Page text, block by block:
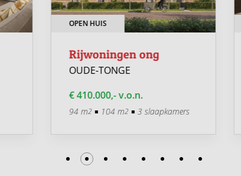
OPEN HUIS
Rijwoningen ong
OUDE-TONGE
€ 410.000,- v.o.n.
94 m2 104 m2 3 slaapkamers